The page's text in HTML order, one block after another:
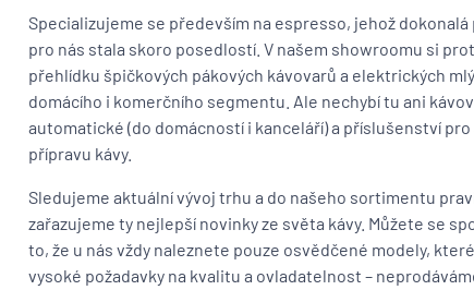
Specializujeme se především na espresso, jehož dokonalá
pro nás stala skoro posedlostí. V našem showroomu si
přehlídku špičkových pákových kávovarů a elektrických
domácího i komerčního segmentu. Ale nechybí tu ani
automatické (do domácností i kanceláří) a příslušenství
přípravu kávy.
Sledujeme aktuální vývoj trhu a do našeho sortimentu
zařazujeme ty nejlepší novinky ze světa kávy. Můžete se
to, že u nás vždy naleznete pouze osvědčené modely,
vysoké požadavky na kvalitu a ovladatelnost –